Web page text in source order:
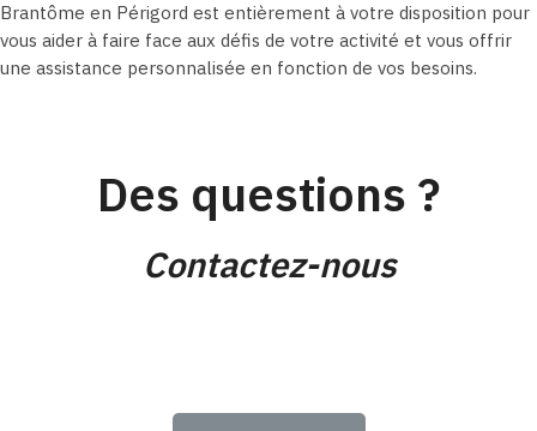
Brantôme en Périgord est entièrement à votre disposition pour
vous aider à faire face aux défis de votre activité et vous offrir
une assistance personnalisée en fonction de vos besoins.
Des questions ?
Contactez-nous